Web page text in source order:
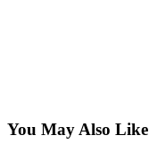
You May Also Like